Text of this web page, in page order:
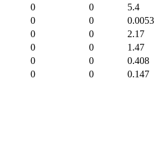
0 0
5.4
0 0
0.0053
0 0
2.17
0 0
1.47
0 0
0.408
0 0 0.147